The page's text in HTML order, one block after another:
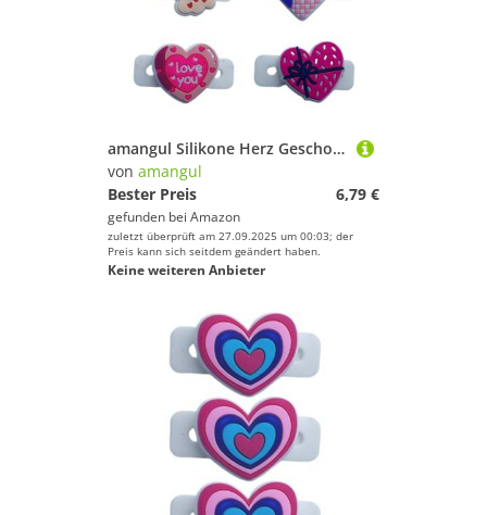
amangul Silikone Herz Geschockte Absorberschwingungen Dämpfung Modische Tennis Dämpfung Für Tennisschläger Professionelle Vibrationskontrolle
von amangul
Bester Preis
6,79 €
gefunden bei Amazon
zuletzt überprüft am 27.09.2025 um 00:03; der
Preis kann sich seitdem geändert haben.
Keine weiteren Anbieter